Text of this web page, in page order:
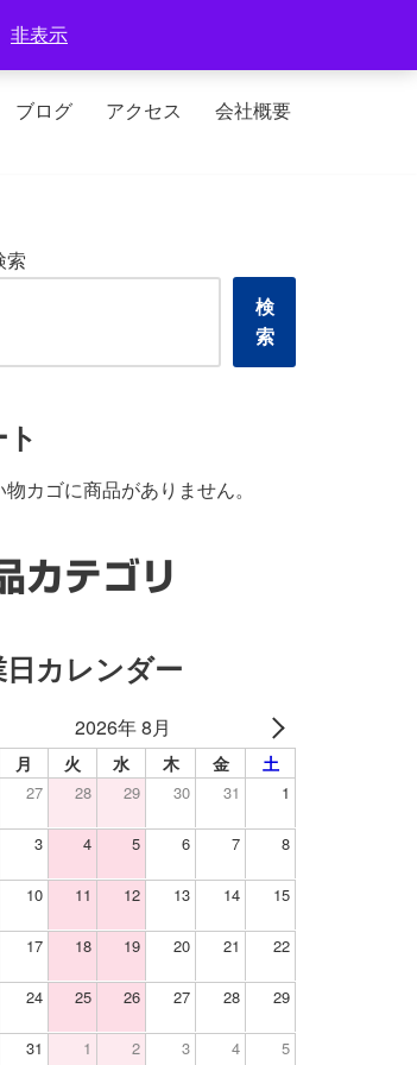
非表示
曜日、水曜日
ブログ アクセス 会社概要
索
検
索
ト
物カゴに商品がありません。
カテゴリ
日カレンダー
2026年 8月
月 火 水 木 金 土
27 28 29 30 31 1
3 4 5 6 7 8
10 11 12 13 14 15
17 18 19 20 21 22
24 25 26 27 28 29
31 1 2 3 4 5